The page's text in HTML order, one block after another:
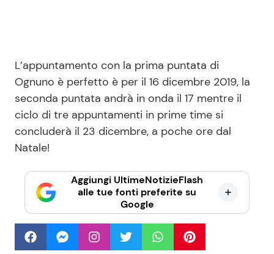
L’appuntamento con la prima puntata di
Ognuno è perfetto è per il 16 dicembre 2019, la
seconda puntata andrà in onda il 17 mentre il
ciclo di tre appuntamenti in prime time si
concluderà il 23 dicembre, a poche ore dal
Natale!
Aggiungi UltimeNotizieFlash
alle tue fonti preferite su
Google